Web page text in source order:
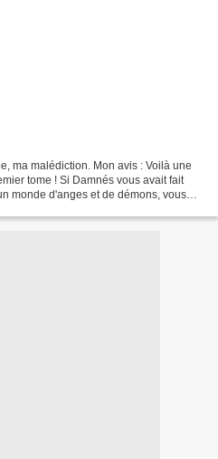
ma malédiction. Mon avis : Voilà une
tome ! Si Damnés vous avait fait
monde d'anges et de démons, vous